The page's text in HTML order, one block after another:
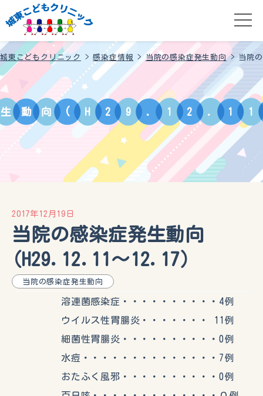
城東こどもクリニック >感染症情報 > 当院の感染症発生動向> 当院
生 動 向 ( H 2 9 . 1 2 . 1 1
2017年12月19日
当院の感染症発生動向
(H29.12.11～12.17)
当院の感染症発生動向
溶連菌感染症・・・・・・・・・・4例
ウイルス性胃腸炎・・・・・・・ 11例
細菌性胃腸炎・・・・・・・・・・0例
水痘・・・・・・・・・・・・・・7例
おたふく風邪・・・・・・・・・・0例